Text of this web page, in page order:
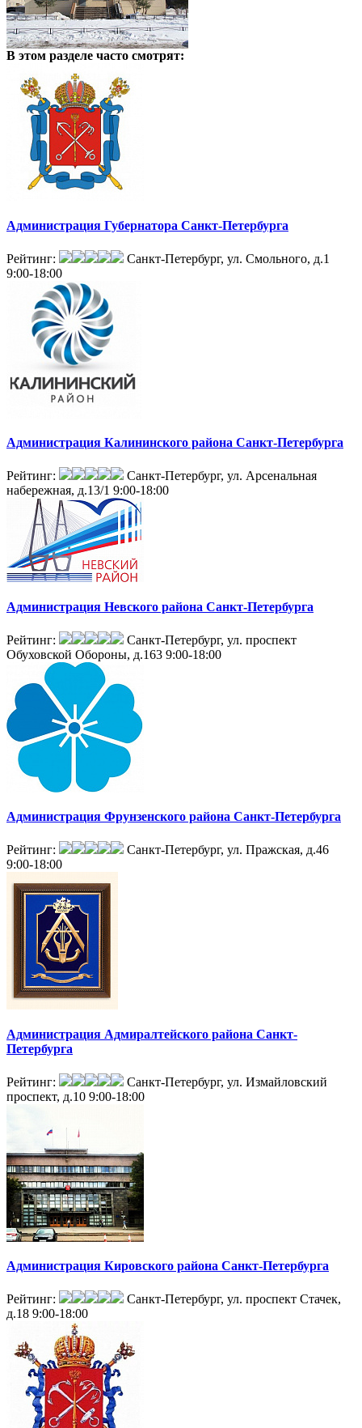
В этом разделе часто смотрят:
Администрация Губернатора Санкт-Петербурга
Рейтинг:
Санкт-Петербург, ул. Смольного, д.1
9:00-18:00
Администрация Калининского района Санкт-Петербурга
Рейтинг:
Санкт-Петербург, ул. Арсенальная
набережная, д.13/1 9:00-18:00
Администрация Невского района Санкт-Петербурга
Рейтинг:
Санкт-Петербург, ул. проспект
Обуховской Обороны, д.163 9:00-18:00
Администрация Фрунзенского района Санкт-Петербурга
Рейтинг:
Санкт-Петербург, ул. Пражская, д.46
9:00-18:00
Администрация Адмиралтейского района Санкт-
Петербурга
Рейтинг:
Санкт-Петербург, ул. Измайловский
проспект, д.10 9:00-18:00
Администрация Кировского района Санкт-Петербурга
Рейтинг:
Санкт-Петербург, ул. проспект Стачек,
д.18 9:00-18:00